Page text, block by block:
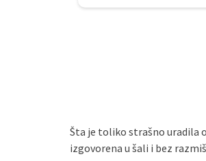
Šta je toliko strašno uradila
izgovorena u šali i bez